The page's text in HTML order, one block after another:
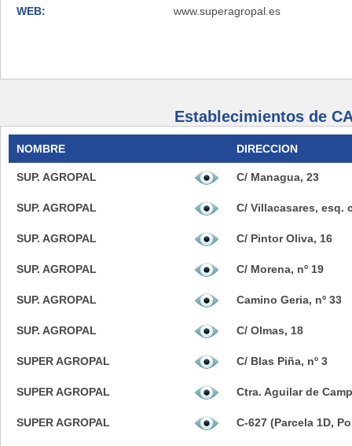
WEB: www.superagropal.es
Establecimientos de
NOMBRE DIRECCION
SUP. AGROPAL C/ Managua, 23
SUP. AGROPAL C/ Villacasares, esq.
SUP. AGROPAL C/ Pintor Oliva, 16
SUP. AGROPAL C/ Morena, nº 19
SUP. AGROPAL Camino Geria, nº 33
SUP. AGROPAL C/ Olmas, 18
SUPER AGROPAL C/ Blas Piña, nº 3
SUPER AGROPAL Ctra. Aguilar de
SUPER AGROPAL C-627 (Parcela 1D,